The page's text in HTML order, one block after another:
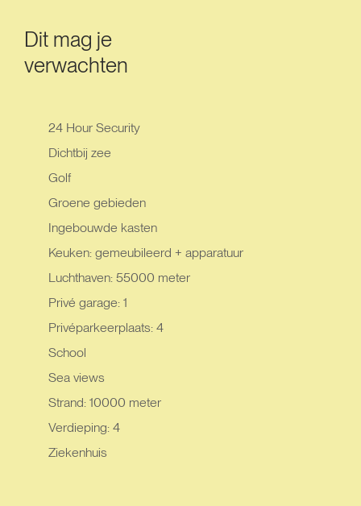
Dit mag je
verwachten
24 Hour Security
Dichtbij zee
Golf
Groene gebieden
Ingebouwde kasten
Keuken: gemeubileerd + apparatuur
Luchthaven: 55000 meter
Privé garage: 1
Privéparkeerplaats: 4
School
Sea views
Strand: 10000 meter
Verdieping: 4
Ziekenhuis